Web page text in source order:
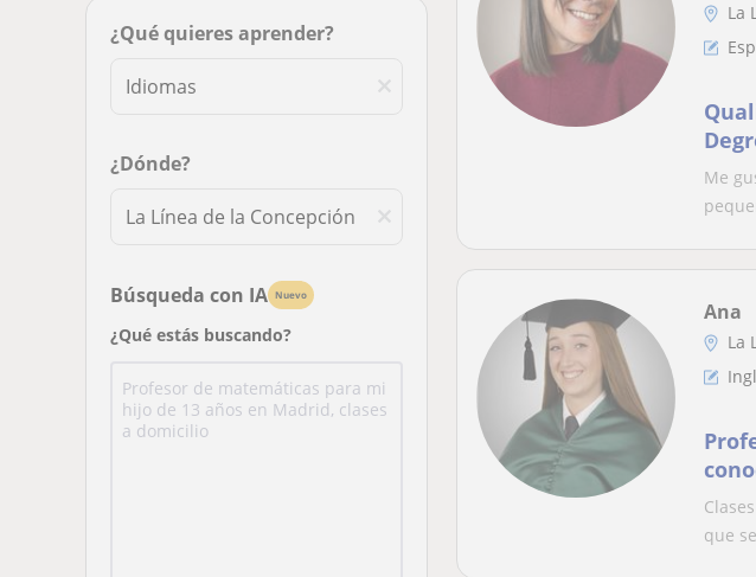
¿Qué quieres aprender?
¿Dónde?
Búsqueda con IA Nuevo
¿Qué estás buscando?
La
Me
Ana
La
que